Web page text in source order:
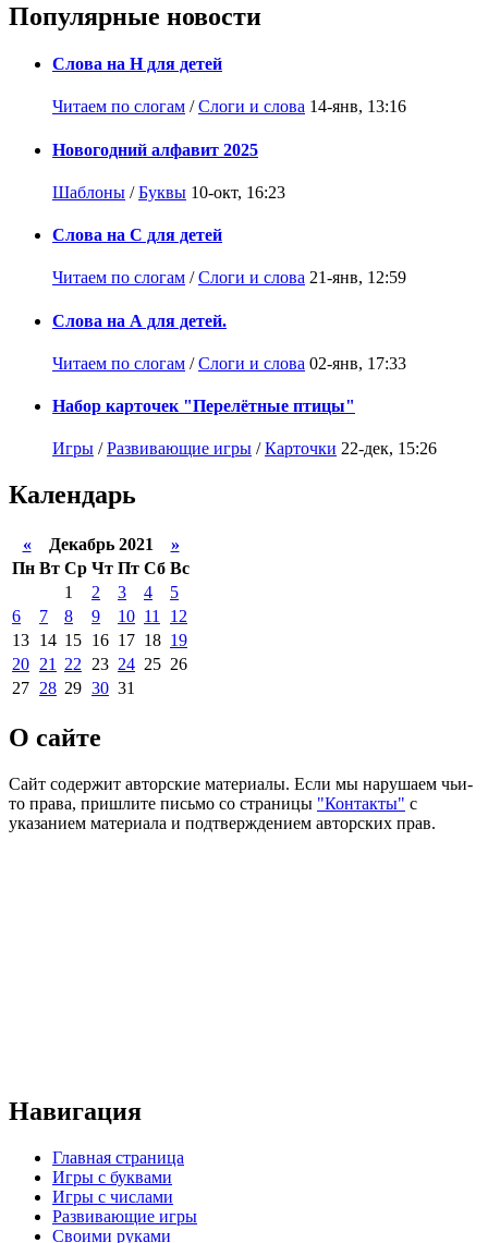
Популярные новости
Слова на Н для детей
Читаем по слогам /Слоги и слова 14-янв, 13:16
Новогодний алфавит 2025
Шаблоны /Буквы 10-окт, 16:23
Слова на С для детей
Читаем по слогам /Слоги и слова 21-янв, 12:59
Слова на А для детей.
Читаем по слогам /Слоги и слова 02-янв, 17:33
Набор карточек "Перелётные птицы"
Игры /Развивающие игры /Карточки 22-дек, 15:26
Календарь
«Декабрь 2021 »
Пн Вт Ср Чт Пт Сб Вс
1
2 3 4
5
6
7 8 9 10 11
12
13 14 15 16 17 18 19
20 21 22 23 24 25 26
27 28 29 30 31
О сайте
Сайт содержит авторские материалы. Если мы нарушаем чьи-
то права, пришлите письмо со страницы "Контакты" с
указанием материала и подтверждением авторских прав.
Навигация
Главная страница
Игры с буквами
Игры с числами
Развивающие игры
Своими руками